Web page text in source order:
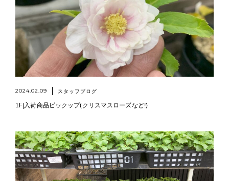
2024.02.09 スタッフブログ
1F|入荷商品ピックップ(クリスマスローズなど!)